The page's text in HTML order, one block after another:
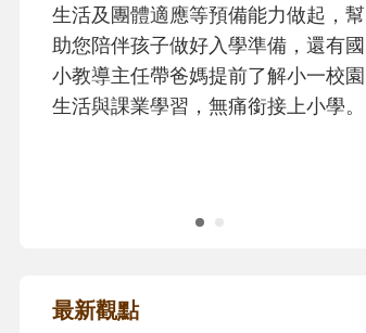
生活及團體適應等預備能力做起，幫
助您陪伴孩子做好入學準備，還有國
小教導主任帶爸媽提前了解小一校園
生活與課業學習，無痛銜接上小學。
最新觀點